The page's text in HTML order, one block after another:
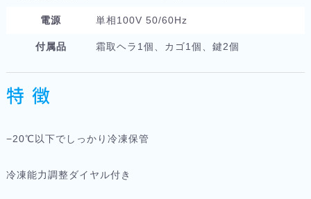
電源 単相100V 50/60Hz
付属品 霜取ヘラ1個、カゴ1個、鍵2個
特 徴
−20℃以下でしっかり冷凍保管
冷凍能力調整ダイヤル付き